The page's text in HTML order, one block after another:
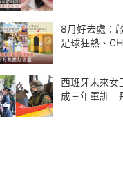
8月好去處：
足球狂熱、
西班牙未來
成三年軍訓